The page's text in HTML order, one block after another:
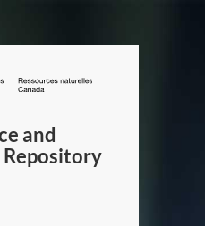
/
Canada
and